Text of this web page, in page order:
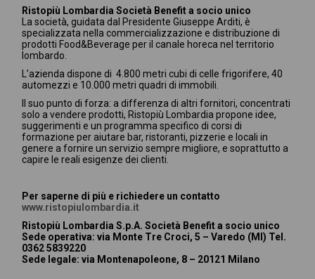
Ristopiù Lombardia Società Benefit a socio unico
La società, guidata dal Presidente Giuseppe Arditi, è
specializzata nella commercializzazione e distribuzione di
prodotti Food&Beverage per il canale horeca nel territorio
lombardo.
L’azienda dispone di 4.800 metri cubi di celle frigorifere, 40
automezzi e 10.000 metri quadri di immobili.
Il suo punto di forza: a differenza di altri fornitori, concentrati
solo a vendere prodotti, Ristopiù Lombardia propone idee,
suggerimenti e un programma specifico di corsi di
formazione per aiutare bar, ristoranti, pizzerie e locali in
genere a fornire un servizio sempre migliore, e soprattutto a
capire le reali esigenze dei clienti.
Per saperne di più e richiedere un contatto
www.ristopiulombardia.it
Ristopiù Lombardia S.p.A. Società Benefit a socio unico
Sede operativa: via Monte Tre Croci, 5 – Varedo (MI) Tel.
0362 5839220
Sede legale: via Montenapoleone, 8 – 20121 Milano